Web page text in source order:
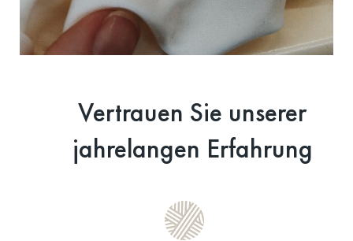
Vertrauen Sie unserer
jahrelangen Erfahrung